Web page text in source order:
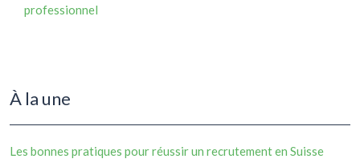
professionnel
À la une
Les bonnes pratiques pour réussir un recrutement en Suisse